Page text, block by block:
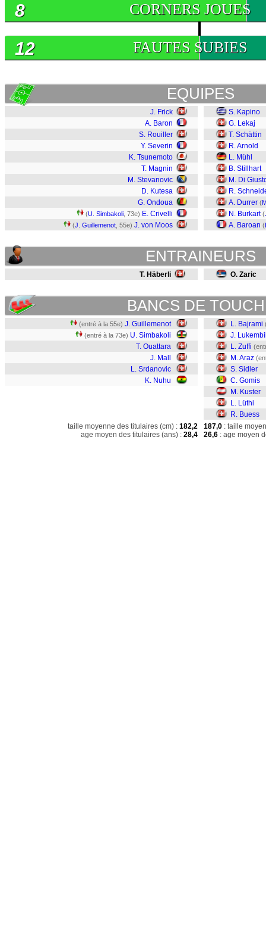
CORNERS JOUES
8
FAUTES SUBIES
12
EQUIPES
J. Frick
A. Baron
S. Rouiller
Y. Severin
K. Tsunemoto
T. Magnin
M. Stevanovic
D. Kutesa
G. Ondoua
(U. Simbakoli , 73e) E. Crivelli
(J. Guillemenot , 55e) J. von Moos
S. Kapino
G. Lekaj
T. Schättin
R. Arnold
L. Mühl
B. Stillhart
M. Di
R.
A. Durrer (
N. Burkart (
A. Baroan (
ENTRAINEURS
T. Häberli O. Zaric
BANCS DE
(entré à la 55e) J. Guillemenot
(entré à la 73e) U. Simbakoli
T. Ouattara
J. Mall
L. Srdanovic
K. Nuhu
L. Bajrami
J.
L. Zuffi
M. Araz
S. Sidler
C. Gomis
M. Kuster
L. Lüthi
R. Buess
taille moyenne des titulaires (cm) : 182,2
age moyen des titulaires (ans) : 28,4
187,0 : taille
26,6 : age moyen